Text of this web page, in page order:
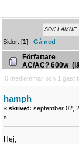
Sidor: [1]Gå ned
Författare
AC/AC? 600w
0 medlemmar och 1 gäst
hamph
« skrivet: september 02,
»
Hej,